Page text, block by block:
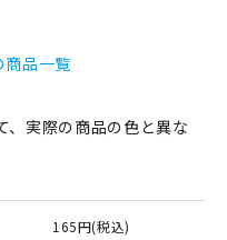
品一覧
実際の商品の色と異な
165円(税込)